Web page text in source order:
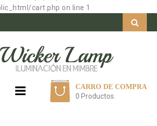
cart.php on line 1
CARRO DE COMPRA
0 Productos.